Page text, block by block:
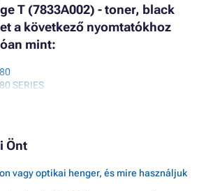
T (7833A002) - toner, black
a következő nyomtatókhoz
mint:
SERIES
L170
FAX L380S
D340
Önt
vagy optikai henger, és mire használjuk